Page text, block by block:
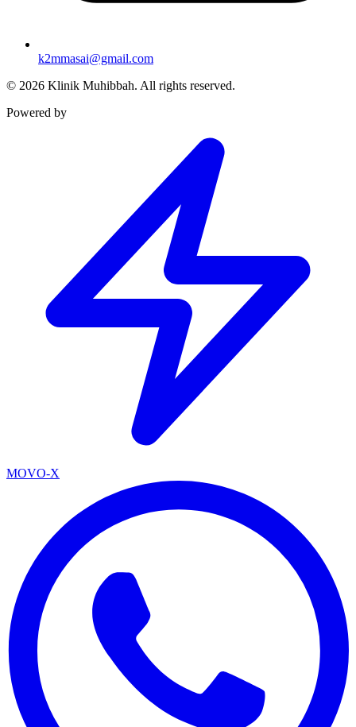
k2mmasai@gmail.com
© 2026 Klinik Muhibbah. All rights reserved.
Powered by
MOVO-X